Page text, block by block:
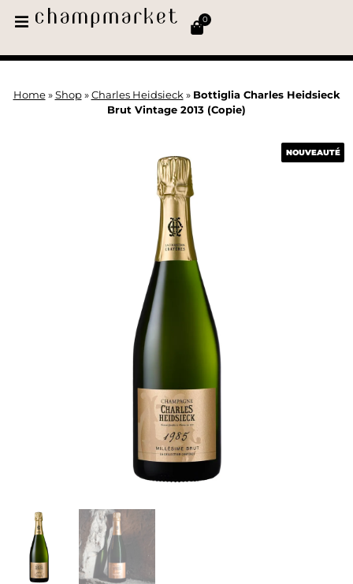
0
Home» Shop» Charles Heidsieck » Bottiglia Charles Heidsieck
Brut Vintage 2013 (Copie)
NOUVEAUTÉ